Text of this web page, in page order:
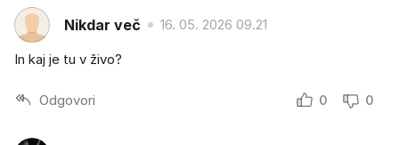
Nikdar več 16. 05. 2026 09.21
In kaj je tu v živo?
Odgovori 0 0